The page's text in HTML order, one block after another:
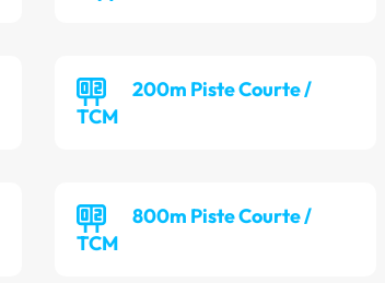
200m Piste Courte /
TCM
800m Piste Courte /
TCM